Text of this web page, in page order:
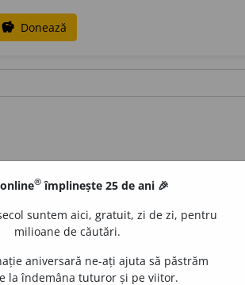
savings Donează
® împlinește 25 de ani 🎉
suntem aici, gratuit, zi de zi, pentru
milioane de căutări.
aniversară ne-ați ajuta să păstrăm
la îndemâna tuturor și pe viitor.